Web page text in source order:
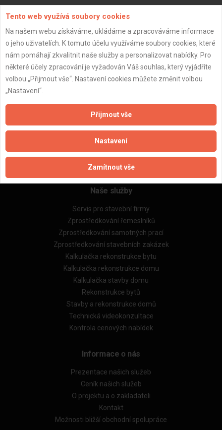
Aktualizováno z portálu ARES dne 04.01.2024 11:45:07
Důležité informace
Zpracování a ochrana osobních údajů
Zásady pro používání souborů cookie
Obchodní podmínky (zprostředkování)
Obchodní podmínky (rozpočtování)
Reference
Naše excelové tabulky online
Naše služby
Servis pro stavební firmy
Zprostředkování řemeslníků
Zprostředkování samotných prací
Zprostředkování stavebních zakázek
Kalkulačka rekonstrukce bytu
Kalkulačka rekonstrukce domu
Kalkulačka stavby domu
Rekonstrukce bytů
Stavby a rekonstrukce domů
Technická videokonzultace
Kontrola cenových nabídek
Informace o nás
Prezentace našich služeb
Ceník našich služeb
O projektu a o zakladateli
Kontakt
Možnosti bližší obchodní spolupráce
Tento web využívá soubory cookies
Na našem webu získáváme, ukládáme a zpracováváme informace
o jeho uživatelích. K tomuto účelu využíváme soubory cookies, které
nám pomáhají zkvalitnit naše služby a personalizovat nabídky. Pro
některé účely zpracování je vyžadován Váš souhlas, který vyjádříte
volbou „Přijmout vše“. Nastavení cookies můžete změnit volbou
„Nastavení“.
Přijmout vše
Nastavení
Zamítnout vše